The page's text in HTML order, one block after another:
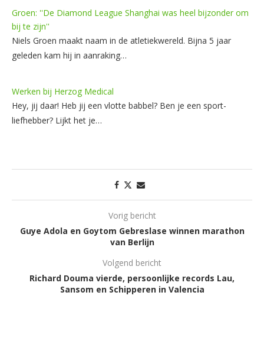
Groen: ''De Diamond League Shanghai was heel bijzonder om
bij te zijn''
Niels Groen maakt naam in de atletiekwereld. Bijna 5 jaar
geleden kam hij in aanraking…
Werken bij Herzog Medical
Hey, jij daar! Heb jij een vlotte babbel? Ben je een sport-
liefhebber? Lijkt het je…
Vorig bericht
Guye Adola en Goytom Gebreslase winnen marathon
van Berlijn
Volgend bericht
Richard Douma vierde, persoonlijke records Lau,
Sansom en Schipperen in Valencia